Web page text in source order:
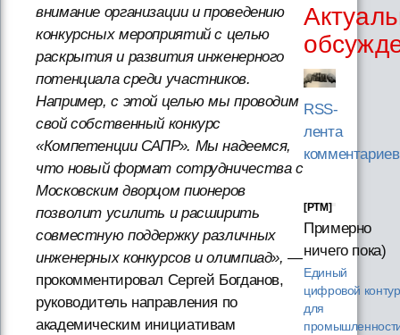
внимание организации и проведению
конкурсных мероприятий с целью
раскрытия и развития инженерного
потенциала среди участников.
Например, с этой целью мы проводим
свой собственный конкурс
«Компетенции САПР». Мы надеемся,
что новый формат сотрудничества с
Московским дворцом пионеров
позволит усилить и расширить
совместную поддержку различных
инженерных конкурсов и олимпиад», —
прокомментировал Сергей Богданов,
руководитель направления по
академическим инициативам
RSS-
лента
комментариев
[PTM]
Примерно
ничего пока)
Единый
цифровой контур
для